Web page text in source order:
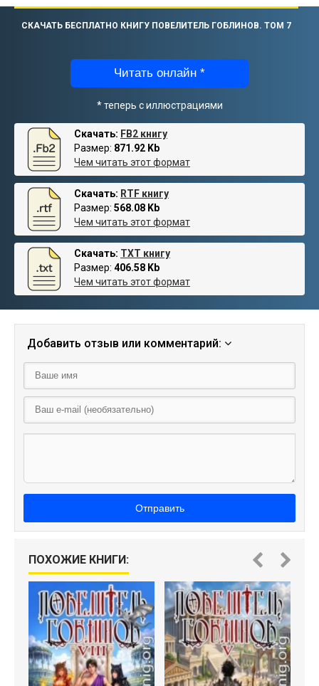
СКАЧАТЬ БЕСПЛАТНО КНИГУ ПОВЕЛИТЕЛЬ ГОБЛИНОВ. ТОМ 7
Читать онлайн *
* теперь с иллюстрациями
Скачать: FB2 книгу
Размер: 871.92 Kb
Чем читать этот формат
Скачать: RTF книгу
Размер: 568.08 Kb
Чем читать этот формат
Скачать: TXT книгу
Размер: 406.58 Kb
Чем читать этот формат
Добавить отзыв или комментарий:
Отправить
ПОХОЖИЕ КНИГИ: